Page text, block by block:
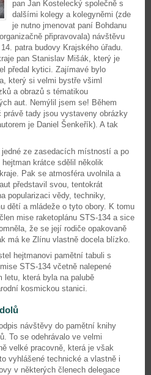
pan Jan Kostelecký společně s
dalšími kolegy a kolegyněmi (zde
je nutno jmenovat paní Bohdanu
připravovala) návštěvu
patra budovy Krajského úřadu.
pan Stanislav Mišák, který je
předal kytici. Zajímavé bylo
který si velmi bystře všiml
a obrazů s tématikou
aut. Nemýlil jsem se! Během
tady jsou vystaveny obrázky
je Daniel Šenkeřík). A tak
ze zasedacích místností a po
krátce sdělil několik
Pak se atmosféra uvolnila a
představil svou, tentokrát
popularizaci vědy, techniky,
dětí a mládeže o tyto obory. K tomu
mise raketoplánu STS-134 a sice
že se její rodiče opakovaně
má ke Zlínu vlastně docela blízko.
hejtmanovi pamětní tabuli s
STS-134 včetně nalepené
letu, která byla na palubě
kosmickou stanici.
návštěvy do pamětní knihy
To se odehrávalo ve velmi
velké pracovně, která je však
vyhlášené technické a vlastně i
v některých členech delegace